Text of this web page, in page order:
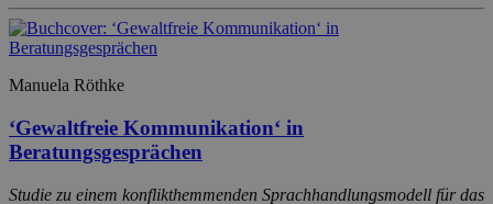
Manuela Röthke
‘Gewaltfreie Kommunikation‘ in
Beratungsgesprächen
Studie zu einem konflikthemmenden Sprachhandlungsmodell für das